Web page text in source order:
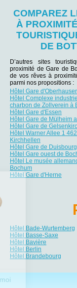
COMPAREZ
À
DE
D’autres sites
proximité de Gare de
de vos rêves à
parmi nos propositions :
Hôtel Gare
Hôtel Complexe
charbon de Zollverein à
Hôtel Gare d'Essen
Hôtel Gare de Mülheim
Hôtel Gare de
Hôtel Warner Allee 1
Kirchhellen
Hôtel Gare de Duisbourg
Hôtel Gare ouest de
Hôtel Le musée
Bochum
Hôtel Gare d'Herne
Hôtel Bade-Wurtemberg
Hôtel Basse-Saxe
Hôtel Bavière
Hôtel Berlin
Hôtel Brandebourg
déranger, mais on
votre visite...